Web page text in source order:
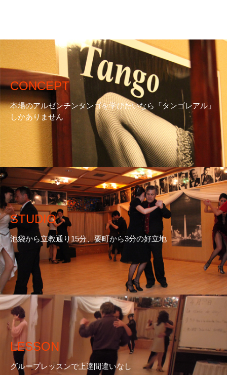
CONCEPT
本場のアルゼンチンタンゴを学びたいなら「タンゴレアル」
しかありません
STUDIO
池袋から立教通り15分、要町から3分の好立地
LESSON
グループレッスンで上達間違いなし